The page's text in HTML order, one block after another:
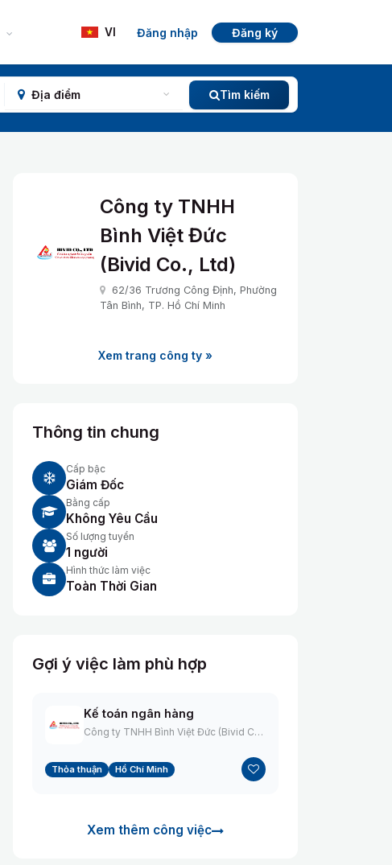
VI Đăng nhập Đăng ký
Địa điểm Tìm kiếm
Công ty TNHH
Bình Việt Đức
(Bivid Co., Ltd)
62/36 Trương Công Định, Phường
Tân Bình, TP. Hồ Chí Minh
Xem trang công ty »
Thông tin chung
Cấp bậc
Giám Đốc
Bằng cấp
Không Yêu Cầu
Số lượng tuyển
1 người
Hình thức làm việc
Toàn Thời Gian
Gợi ý việc làm phù hợp
Kế toán ngân hàng
Công ty TNHH Bình Việt Đức (Bivid Co., Ltd)
Thỏa thuận Hồ Chí Minh
Xem thêm công việc